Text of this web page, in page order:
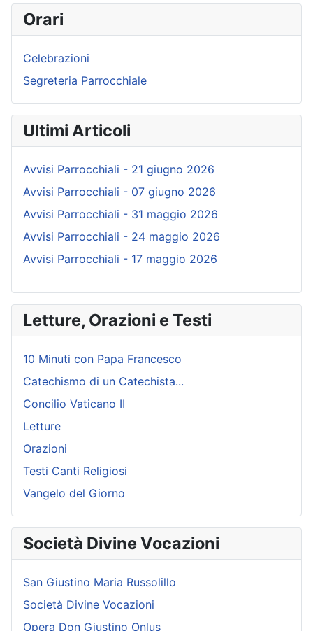
Orari
Celebrazioni
Segreteria Parrocchiale
Ultimi Articoli
Avvisi Parrocchiali - 21 giugno 2026
Avvisi Parrocchiali - 07 giugno 2026
Avvisi Parrocchiali - 31 maggio 2026
Avvisi Parrocchiali - 24 maggio 2026
Avvisi Parrocchiali - 17 maggio 2026
Letture, Orazioni e Testi
10 Minuti con Papa Francesco
Catechismo di un Catechista...
Concilio Vaticano II
Letture
Orazioni
Testi Canti Religiosi
Vangelo del Giorno
Società Divine Vocazioni
San Giustino Maria Russolillo
Società Divine Vocazioni
Opera Don Giustino Onlus